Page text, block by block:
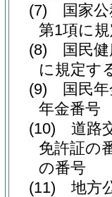
(7)
国家
第1項に
(8)
国民
に規定す
(9)
国民
年金番号
(10)
道路
免許証の
の番号
(11)
地方